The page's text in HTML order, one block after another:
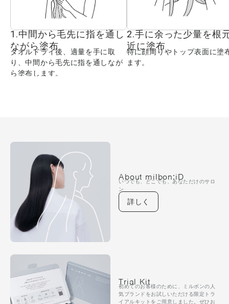
1.中間から毛先に指を通し
ながら塗布
タオルドライ後、適量を手に取
り、中間から毛先に指を通しなが
ら塗布します。
2.手に余った少量を根
近に塗布
特に顔周りやトップ表面に塗
ます。
About milbon:iD
いつでも、どこでも、あなただけのサロ
ン
詳しく
Trial Kit
初めてのお客様のために、ミルボンの人
気ブランドをお試しいただける限定トラ
イアルキットをご用意しました。ぜひお